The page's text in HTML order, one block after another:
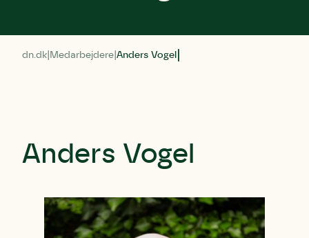
dn.dk Medarbejdere Anders Vogel
Anders Vogel